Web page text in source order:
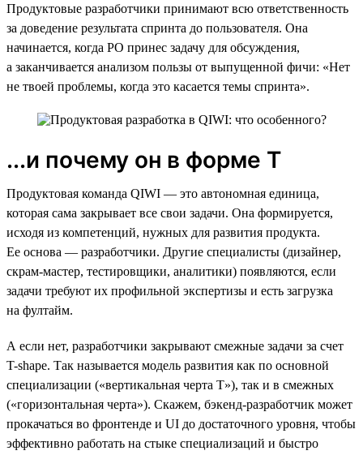
Продуктовые разработчики принимают всю ответственность
за доведение результата спринта до пользователя. Она
начинается, когда PO принес задачу для обсуждения,
а заканчивается анализом пользы от выпущенной фичи: «Нет
не твоей проблемы, когда это касается темы спринта».
...и почему он в форме Т
Продуктовая команда QIWI — это автономная единица,
которая сама закрывает все свои задачи. Она формируется,
исходя из компетенций, нужных для развития продукта.
Ее основа — разработчики. Другие специалисты (дизайнер,
скрам-мастер, тестировщики, аналитики) появляются, если
задачи требуют их профильной экспертизы и есть загрузка
на фултайм.
А если нет, разработчики закрывают смежные задачи за счет
T-shape. Так называется модель развития как по основной
специализации («вертикальная черта Т»), так и в смежных
(«горизонтальная черта»). Скажем, бэкенд-разработчик может
прокачаться во фронтенде и UI до достаточного уровня, чтобы
эффективно работать на стыке специализаций и быстро